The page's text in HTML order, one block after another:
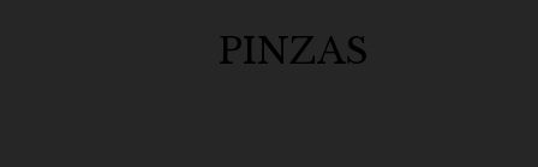
PINZAS